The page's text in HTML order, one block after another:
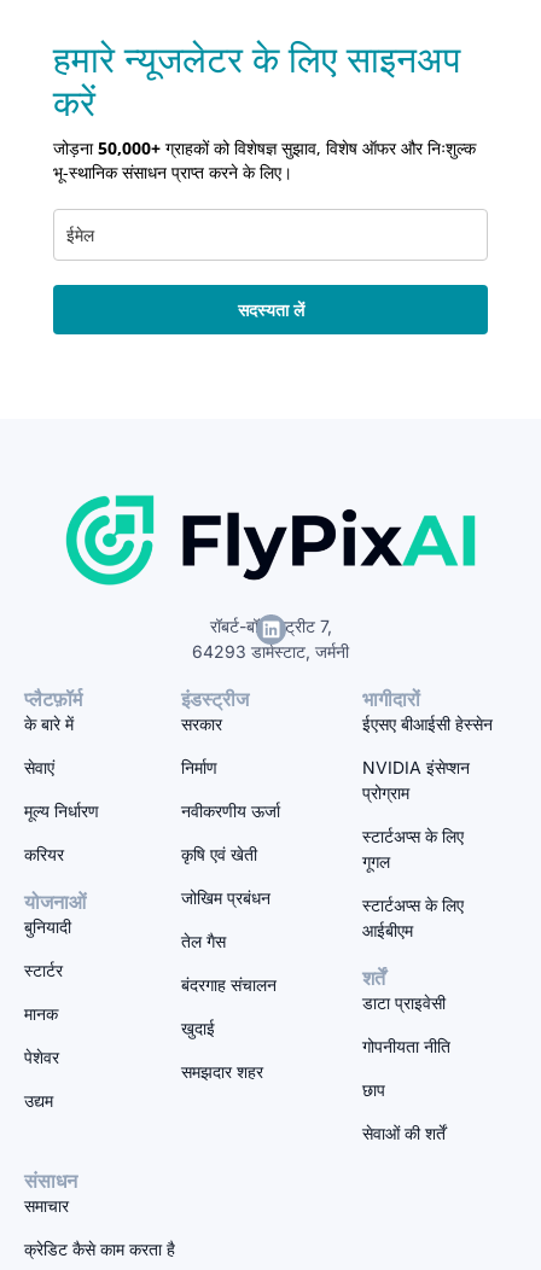
हमारे न्यूजलेटर के लिए साइनअप
करें
जोड़ना50,000+ ग्राहकों को विशेषज्ञ सुझाव, विशेष ऑफर और निःशुल्क
भू-स्थानिक संसाधन प्राप्त करने के लिए।
सदस्यता लें
रॉबर्ट-बॉश-स्ट्रीट 7,
64293 डार्मस्टाट, जर्मनी
प्लैटफ़ॉर्म
के बारे में
सेवाएं
मूल्य निर्धारण
करियर
योजनाओं
बुनियादी
स्टार्टर
मानक
पेशेवर
उद्यम
इंडस्ट्रीज
सरकार
निर्माण
नवीकरणीय ऊर्जा
कृषि एवं खेती
जोखिम प्रबंधन
तेल गैस
बंदरगाह संचालन
खुदाई
समझदार शहर
भागीदारों
ईएसए बीआईसी हेस्सेन
NVIDIA इंसेप्शन
प्रोग्राम
स्टार्टअप्स के लिए
गूगल
स्टार्टअप्स के लिए
आईबीएम
शर्तें
डाटा प्राइवेसी
गोपनीयता नीति
छाप
सेवाओं की शर्तें
संसाधन
समाचार
क्रेडिट कैसे काम करता है